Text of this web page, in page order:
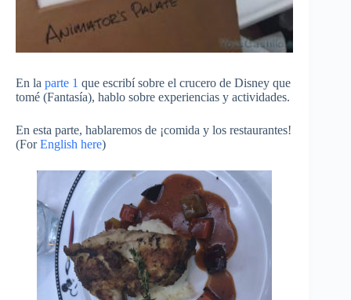
En la parte 1 que escribí sobre el crucero de Disney que
tomé (Fantasía), hablo sobre experiencias y actividades.
En esta parte, hablaremos de ¡comida y los restaurantes!
(ForEnglish here)